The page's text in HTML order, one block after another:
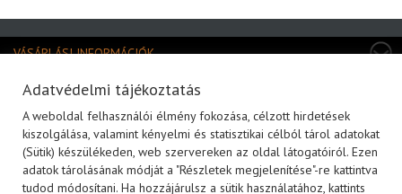
VÁSÁRLÁSI INFORMÁCIÓK
TERMÉKKATEGÓRIÁK
MÁRKÁK
KAPCSOLAT
HÍRLEVÉL FELIRATOZÁS
Adatvédelmi tájékoztatás
A weboldal felhasználói élmény fokozása, célzott hirdetések
kiszolgálása, valamint kényelmi és statisztikai célból tárol adatokat
(Sütik) készülékeden, web szervereken az oldal látogatóiról. Ezen
adatok tárolásának módját a "Részletek megjelenítése"-re kattintva
tudod módosítani. Ha hozzájárulsz a sütik használatához, kattints